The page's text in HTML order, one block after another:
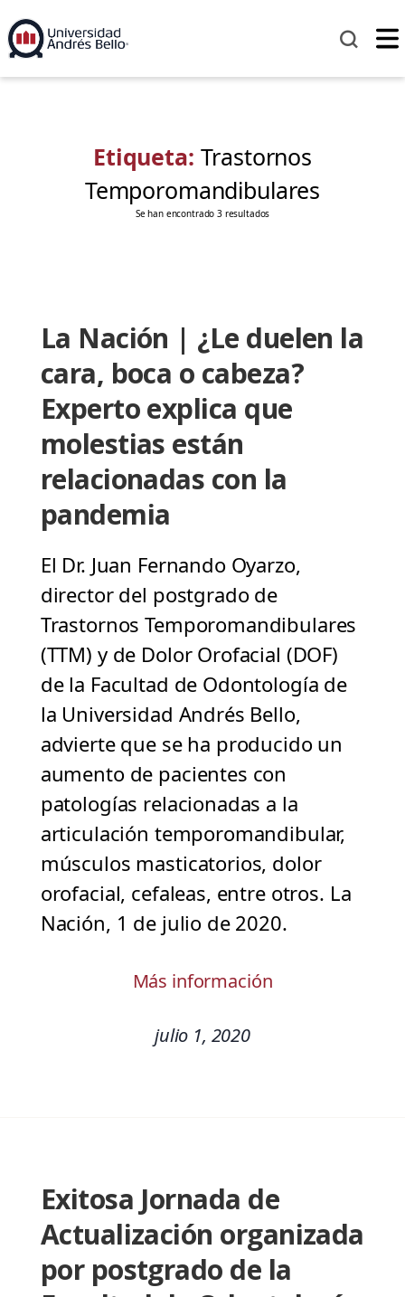
Etiqueta: Trastornos
Temporomandibulares
Se han encontrado 3 resultados
La Nación | ¿Le duelen la
cara, boca o cabeza?
Experto explica que
molestias están
relacionadas con la
pandemia
El Dr. Juan Fernando Oyarzo,
director del postgrado de
Trastornos Temporomandibulares
(TTM) y de Dolor Orofacial (DOF)
de la Facultad de Odontología de
la Universidad Andrés Bello,
advierte que se ha producido un
aumento de pacientes con
patologías relacionadas a la
articulación temporomandibular,
músculos masticatorios, dolor
orofacial, cefaleas, entre otros. La
Nación, 1 de julio de 2020.
Más información
julio 1, 2020
Exitosa Jornada de
Actualización organizada
por postgrado de la